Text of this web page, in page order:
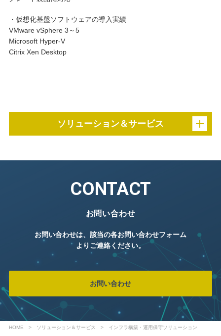
・仮想化基盤ソフトウェアの導入実績
VMware vSphere 3～5
Microsoft Hyper-V
Citrix Xen Desktop
ソリューション＆サービス
CONTACT
お問い合わせ
お問い合わせは、該当の各お問い合わせフォーム
よりご連絡ください。
お問い合わせ
HOME ソリューション＆サービス インフラ構築・運用保守ソリューション